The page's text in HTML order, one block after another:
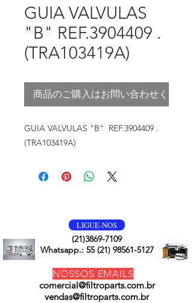
GUIA VALVULAS
"B" REF.3904409 .
(TRA103419A)
商品のご購入はお問い合わせください
GUIA VALVULAS "B" REF.3904409 .
(TRA103419A)
LIGUE-NOS
(21)3869-7109
Whatsapp.: 55 (21) 98561-5127
NOSSOS EMAILS
comercial@filtroparts.com.br
vendas@filtroparts.com.br